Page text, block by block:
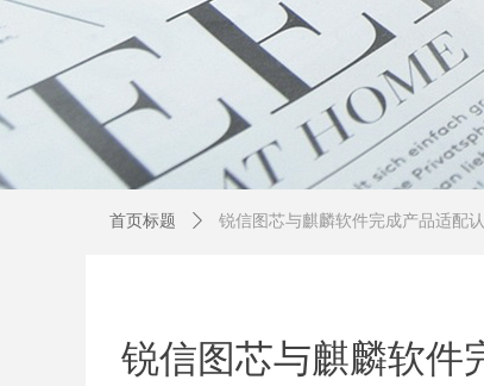
锐信图芯与麒麟软件
首页标题 ꄲ 锐信图芯与麒麟软件完成产品适配